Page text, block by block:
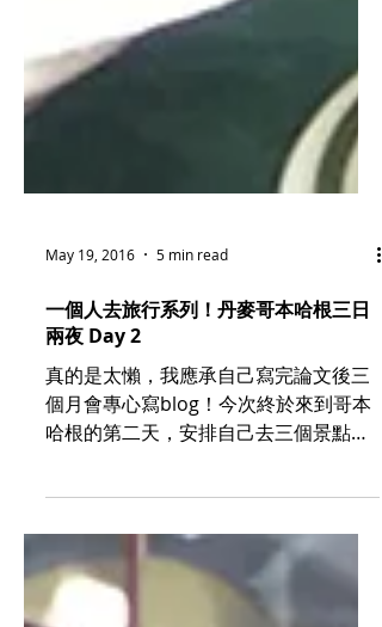
May 19, 2016 5 min read
一個人去旅行系列！丹麥哥本哈根三日
兩夜 Day 2
真的是太懶，我應承自己寫完論文後三
個月會專心寫blog！今次終於來到哥本
不過去觀光前先吃個早餐，在此感謝La
Mer 公關 I 小姐的介紹，讓我在day 2
吃到兩餐好吃的。上午去了這間在1870
年已開業的cafe La Glace。...